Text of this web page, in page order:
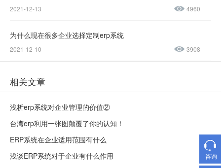
2021-12-13 4960
为什么现在很多企业选择定制erp系统
2021-12-10 3908
相关文章
浅析erp系统对企业管理的价值②
台湾erp利用一张图颠覆了你的认知！
ERP系统在企业适用范围有什么
浅谈ERP系统对于企业有什么作用
咨询